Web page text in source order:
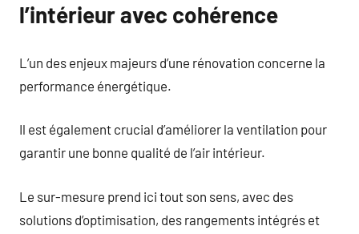
l’intérieur avec cohérence
L’un des enjeux majeurs d’une rénovation concerne la
performance énergétique.
Il est également crucial d’améliorer la ventilation pour
garantir une bonne qualité de l’air intérieur.
Le sur-mesure prend ici tout son sens, avec des
solutions d’optimisation, des rangements intégrés et